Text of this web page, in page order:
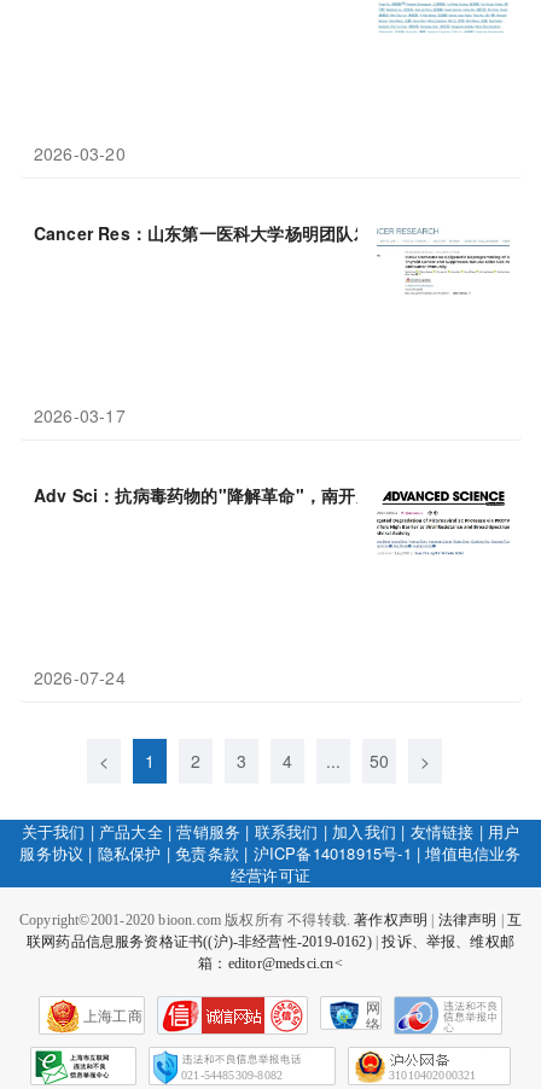
2026-03-20
Cancer Res：山东第一医科大学杨明团队发现FOSL1通过超级增
2026-03-17
Adv Sci：抗病毒药物的"降解革命"，南开大学尚鲁庆/王婧/徐忠
2026-07-24
< 1 2 3 4 ... 50 >
关于我们 | 产品大全|营销服务 | 联系我们 | 加入我们 | 友情链接 | 用户
服务协议 | 隐私保护 |免责条款 | 沪ICP备14018915号-1 |增值电信业务
经营许可证
Copyright©2001-2020 bioon.com 版权所有 不得转载.著作权声明 法律声明
互
联网药品信息服务资格证书((沪)-非经营性-2019-0162)|投诉、举报、维权邮
箱：editor@medsci.cn<
上海工商
网
络
会
征
021-54485309-8082 31010402000321